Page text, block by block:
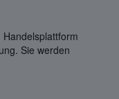
Sie werden